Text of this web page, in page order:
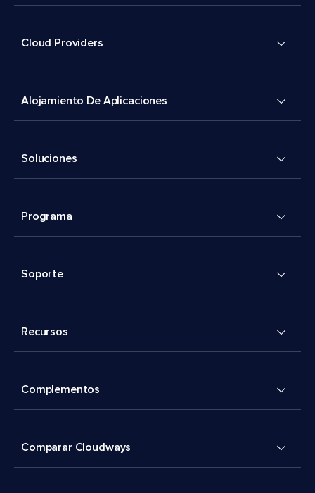
Cloud Providers
Alojamiento De Aplicaciones
Soluciones
Programa
Soporte
Recursos
Complementos
Comparar Cloudways